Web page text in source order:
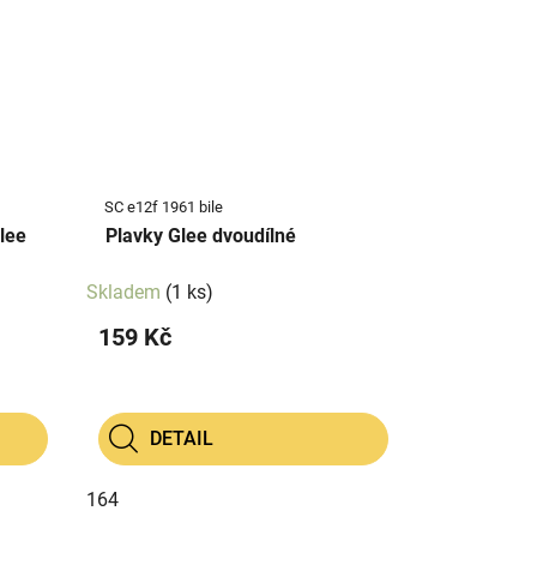
SC e12f 1961 bile
Plavky Glee dvoudílné
Skladem (1 ks)
159 Kč
DETAIL
164